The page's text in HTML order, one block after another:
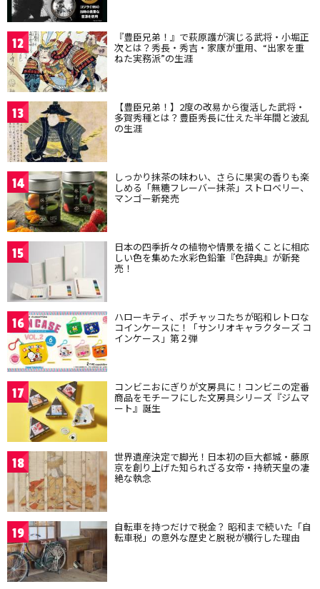
12 『豊臣兄弟！』で萩原護が演じる武将・小堀正
次とは？秀長・秀吉・家康が重用、“出家を重
ねた実務派”の生涯
13 【豊臣兄弟！】2度の改易から復活した武将・
多賀秀種とは？豊臣秀長に仕えた半年間と波乱
の生涯
14 しっかり抹茶の味わい、さらに果実の香りも楽
しめる「無糖フレーバー抹茶」ストロベリー、
マンゴー新発売
15 日本の四季折々の植物や情景を描くことに相応
しい色を集めた水彩色鉛筆『色辞典』が新発
売！
16 ハローキティ、ポチャッコたちが昭和レトロな
コインケースに！「サンリオキャラクターズ コ
インケース」第２弾
17 コンビニおにぎりが文房具に！コンビニの定番
商品をモチーフにした文房具シリーズ『ジムマ
ート』誕生
18 世界遺産決定で脚光！日本初の巨大都城・藤原
京を創り上げた知られざる女帝・持統天皇の凄
絶な執念
19 自転車を持つだけで税金？ 昭和まで続いた「自
転車税」の意外な歴史と脱税が横行した理由